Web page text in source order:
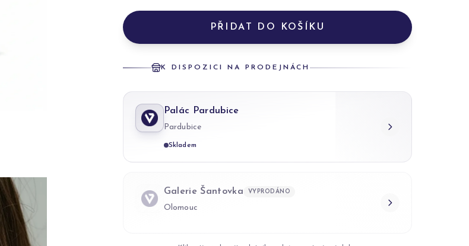
PŘIDAT DO KOŠÍKU
K DISPOZICI NA PRODEJNÁCH
Palác Pardubice
Pardubice
Skladem
Galerie Šantovka VYPRODÁNO
Olomouc